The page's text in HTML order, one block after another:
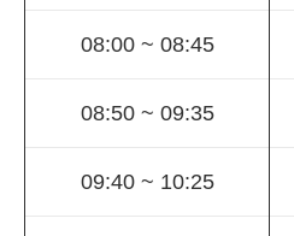
08:00 ~ 08:45
08:50 ~ 09:35
09:40 ~ 10:25